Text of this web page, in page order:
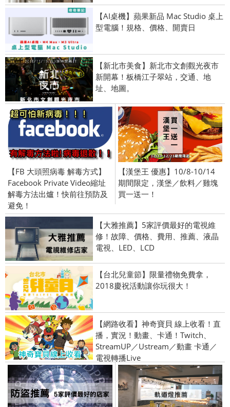
【AI桌機】蘋果新品 Mac Studio 桌上
型電腦！規格、價格、開賣日
【新北市美食】新北市文創觀光夜市
新開幕！板橋江子翠站，交通、地
址、地圖。
【FB 大頭照病毒 解毒方式】
Facebook Private Video縮址
解毒方法出爐！快前往預防及
避免！
【漢堡王 優惠】10/8-10/14
期間限定，漢堡／飲料／雞塊
買一送一！
【大雅推薦】5家評價最好的電視維
修！故障、價格、費用、推薦、液晶
電視、LED、LCD
【台北兒童節】限量禮物免費拿，
2018慶祝活動讓你玩很大！
【網路收看】神奇寶貝 線上收看！直
播，實況！動畫、卡通！Twitch、
StreamUP／Ustream／動畫 卡通／
電視轉播Live